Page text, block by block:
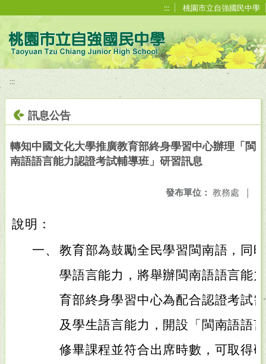
::: 桃園市立自強國民中學
:::
訊息公告
轉知中國文化大學推廣教育部終身學習中心辦理「閩
南語語言能力認證考試輔導班」研習訊息
發布單位： 教務處 |
說明：
一、 教育部為鼓勵全民學習閩南語，同
學語言能力，將舉辦閩南語語言能
育部終身學習中心為配合認證考試
及學生語言能力，開設「閩南語語
修畢課程並符合出席時數，可取得